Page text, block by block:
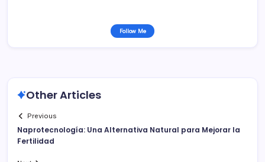
Follow Me
Other Articles
Previous
Naprotecnología: Una Alternativa Natural para Mejorar la
Fertilidad